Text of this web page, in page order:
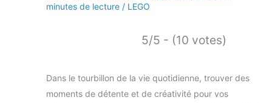
minutes de lecture / LEGO
5/5 - (10 votes)
Dans le tourbillon de la vie quotidienne, trouver des
moments de détente et de créativité pour vos